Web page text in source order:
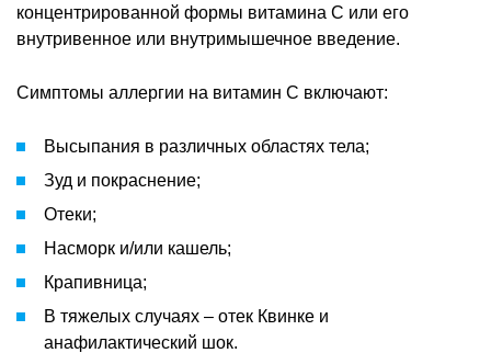
концентрированной формы витамина С или его
внутривенное или внутримышечное введение.
Симптомы аллергии на витамин С включают:
Высыпания в различных областях тела;
Зуд и покраснение;
Отеки;
Насморк и/или кашель;
Крапивница;
В тяжелых случаях – отек Квинке и
анафилактический шок.